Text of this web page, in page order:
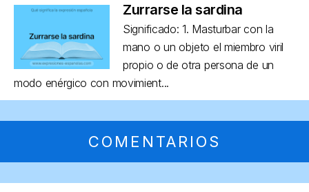
Zurrarse la sardina
Significado: 1. Masturbar con la
mano o un objeto el miembro viril
propio o de otra persona de un
modo enérgico con movimient...
COMENTARIOS